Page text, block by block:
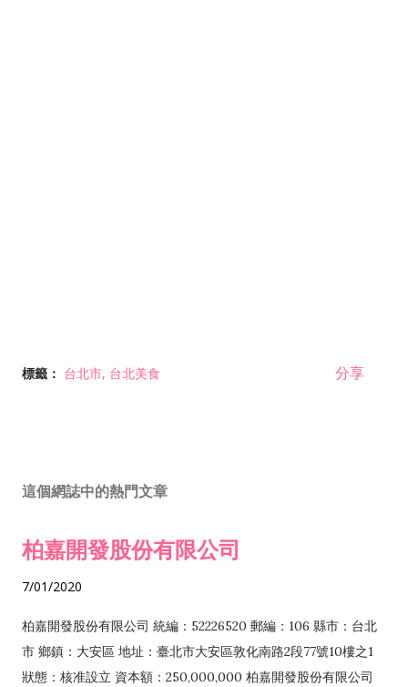
標籤： 台北市 台北美食 分享
這個網誌中的熱門文章
柏嘉開發股份有限公司
7/01/2020
柏嘉開發股份有限公司 統編：52226520 郵編：106 縣市：台北
市 鄉鎮：大安區 地址：臺北市大安區敦化南路2段77號10樓之1
狀態：核准設立 資本額：250,000,000 柏嘉開發股份有限公司